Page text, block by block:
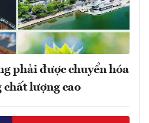
phải được chuyển hóa
lượng cao